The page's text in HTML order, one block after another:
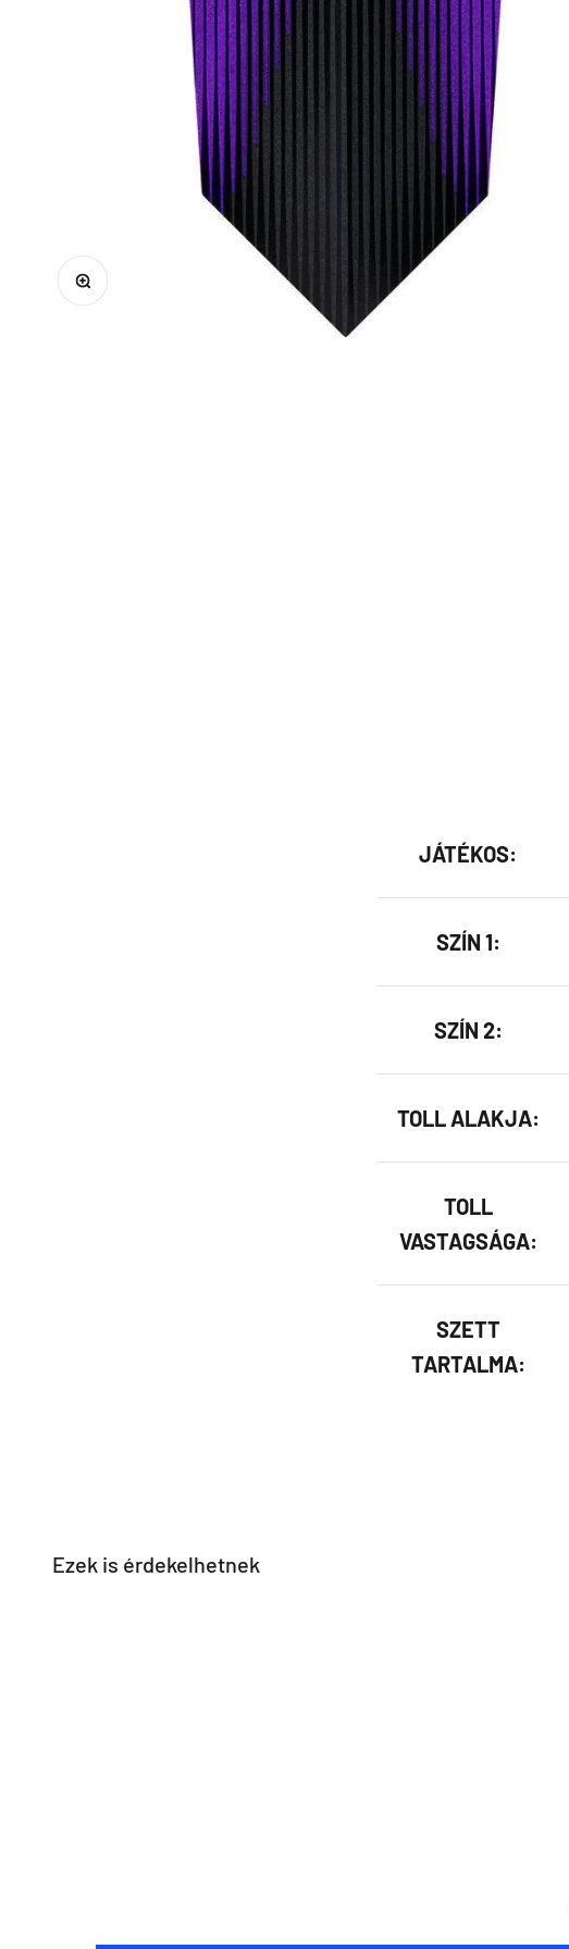
Zoomolás
JÁTÉKOS:
SZÍN 1:
SZÍN 2:
TOLL ALAKJA:
TOLL
VASTAGSÁGA:
SZETT
TARTALMA: